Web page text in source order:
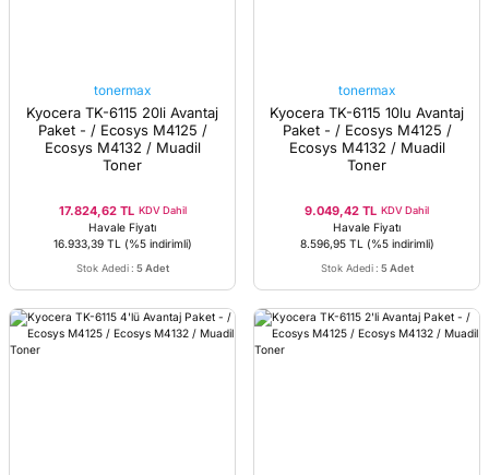
tonermax
Kyocera TK-6115 20li Avantaj
Paket - / Ecosys M4125 /
Ecosys M4132 / Muadil
Toner
17.824,62 TL KDV Dahil
Havale Fiyatı
16.933,39 TL
(%5 indirimli)
Stok Adedi : 5 Adet
tonermax
Kyocera TK-6115 10lu Avantaj
Paket - / Ecosys M4125 /
Ecosys M4132 / Muadil
Toner
9.049,42 TL KDV Dahil
Havale Fiyatı
8.596,95 TL
(%5 indirimli)
Stok Adedi : 5 Adet